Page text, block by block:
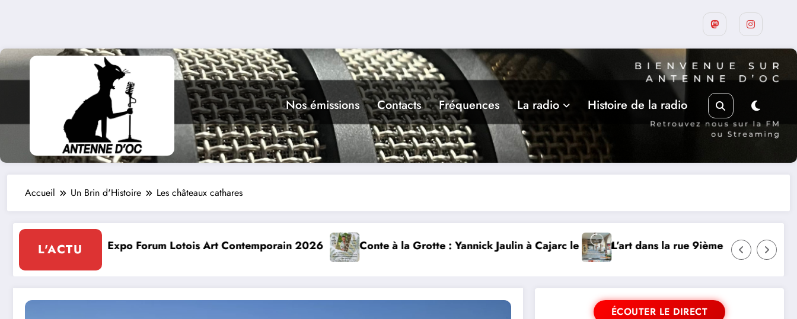
Nos émissions Contacts Fréquences La radio Histoire de la radio
Accueil Un Brin d'Histoire Les châteaux cathares
L'ACTU
Art Contemporain 2026 Conte à la Grotte : Yannick Jaulin à Cajarc le 5 aoûtL’art dans la rue 9ième édition à Castelnau-MontratierMERCREDI 12
ÉCOUTER LE DIRECT